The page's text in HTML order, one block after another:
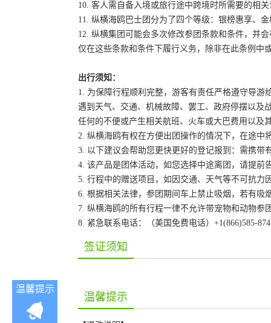
10. 客人需自备入境或旅行途中跨境时所需要的相
11. 纵横海鸥巴士团分为了四个等级：银榜惠享、
12. 纵横集团可能会多次修改参团条款和条件，并
仅在这些条款和条件下履行义务，除非在此条例中
出行须知：
1. 为保障行程顺利完整，游客有责任严格遵守导
遇到天气、交通、机械故障、罢工、政府停摆以及
任何的不便或产生相关航班、火车或大巴费用以及
2. 纵横海鸥有权在方便出团操作的情况下，在途
3. 以下建议会帮助您更快更好的登记报到：需携
4. 该产品是团体活动，如您选择中途离团，请提
5. 行程中的赠送项目，如因交通、天气等不可抗
6. 根据相关法律，参团期间车上禁止吸烟，若有吸
7. 纵横海鸥的所有行程一律不允许带宠物和动物参
8. 紧急联系电话：（美国免费电话）+1(866)585-
签证须知
温馨提示
温馨提示